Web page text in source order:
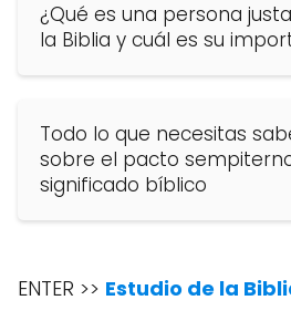
¿Qué es una persona
la Biblia y cuál es su
Todo lo que necesitas
sobre el pacto
significado bíblico
ENTER >> Estudio de la